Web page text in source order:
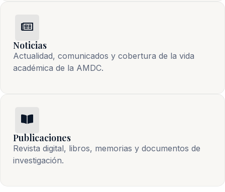
Noticias
Actualidad, comunicados y cobertura de la vida
académica de la AMDC.
Publicaciones
Revista digital, libros, memorias y documentos de
investigación.